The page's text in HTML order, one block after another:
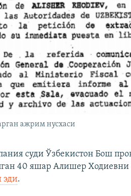
ажрим нусхаси
суди Ўзбекистон Бош
40 яшар Алишер
эди.